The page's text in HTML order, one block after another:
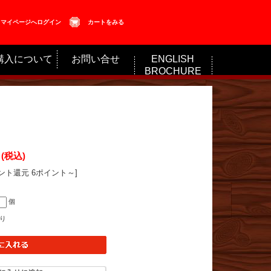
マイページへログイン カートをみる
入について お問い合せ
ENGLISH
BROCHURE
(税込)
ト還元 6ポイント～]
個